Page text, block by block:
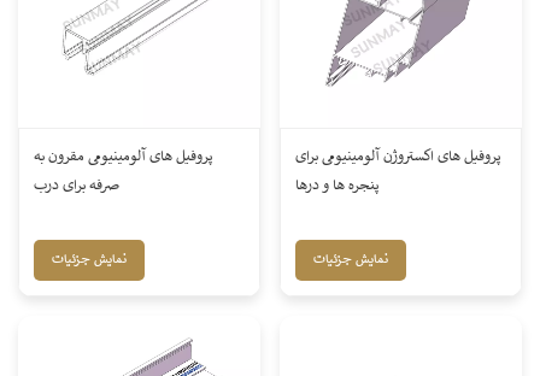
پروفیل های آلومینیومی مقرون به
صرفه برای درب
نمایش جزئیات
پروفیل های اکستروژن آلومینیومی برای
پنجره ها و درها
نمایش جزئیات